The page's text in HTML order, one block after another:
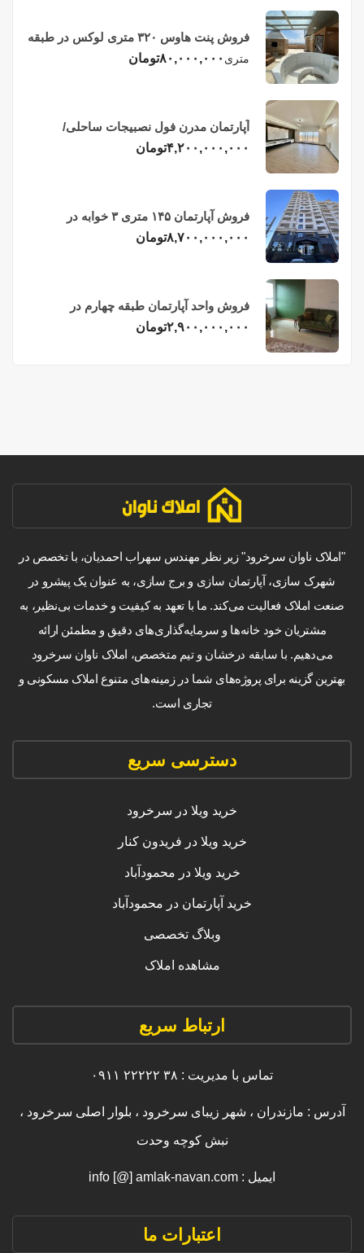
فروش پنت هاوس ۳۲۰ متری لوکس در طبقه
چهاردهم فریدونکنار
متری ۸۰,۰۰۰,۰۰۰تومان
آپارتمان مدرن فول نصبیجات ساحلی/
فریدونکنار
۴,۲۰۰,۰۰۰,۰۰۰تومان
فروش آپارتمان ۱۴۵ متری ۳ خوابه در
فریدونکنار
۸,۷۰۰,۰۰۰,۰۰۰تومان
فروش واحد آپارتمان طبقه چهارم در
فریدونکنار
۲,۹۰۰,۰۰۰,۰۰۰تومان
"املاک ناوان سرخرود" زیر نظر مهندس سهراب احمدیان، با تخصص در
شهرک سازی، آپارتمان سازی و برج سازی، به عنوان یک پیشرو در
صنعت املاک فعالیت می‌کند. ما با تعهد به کیفیت و خدمات بی‌نظیر، به
مشتریان خود خانه‌ها و سرمایه‌گذاری‌های دقیق و مطمئن ارائه
می‌دهیم. با سابقه درخشان و تیم متخصص، املاک ناوان سرخرود
بهترین گزینه برای پروژه‌های شما در زمینه‌های متنوع املاک مسکونی و
تجاری است.
دسترسی سریع
خرید ویلا در سرخرود
خرید ویلا در فریدون کنار
خرید ویلا در محمودآباد
خرید آپارتمان در محمودآباد
وبلاگ تخصصی
مشاهده املاک
ارتباط سریع
تماس با مدیریت : ۳۸ ۲۲۲۲۲ ۰۹۱۱
آدرس : مازندران ، شهر زیبای سرخرود ، بلوار اصلی سرخرود ،
نبش کوچه وحدت
ایمیل : info [@] amlak-navan.com
اعتبارات ما